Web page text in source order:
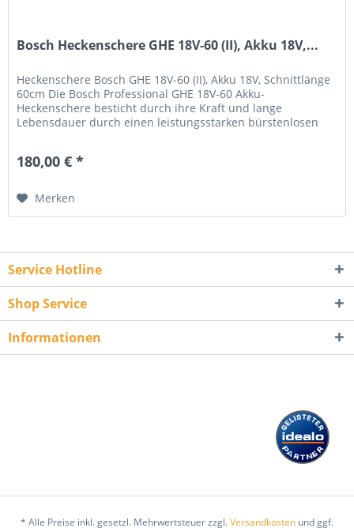
Bosch Heckenschere GHE 18V-60 (II), Akku 18V,...
Heckenschere Bosch GHE 18V-60 (II), Akku 18V, Schnittlänge
60cm Die Bosch Professional GHE 18V-60 Akku-
Heckenschere besticht durch ihre Kraft und lange
Lebensdauer durch einen leistungsstarken bürstenlosen
180,00 € *
Merken
Service Hotline
Shop Service
Informationen
* Alle Preise inkl. gesetzl. Mehrwertsteuer zzgl.Versandkosten und ggf.